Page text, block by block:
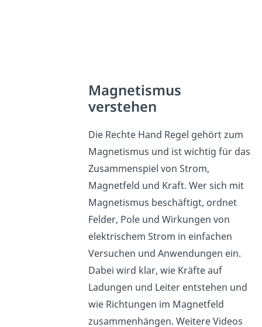
Magnetismus
verstehen
Die Rechte Hand Regel gehört zum
Magnetismus und ist wichtig für das
Zusammenspiel von Strom,
Magnetfeld und Kraft. Wer sich mit
Magnetismus beschäftigt, ordnet
Felder, Pole und Wirkungen von
elektrischem Strom in einfachen
Versuchen und Anwendungen ein.
Dabei wird klar, wie Kräfte auf
Ladungen und Leiter entstehen und
wie Richtungen im Magnetfeld
zusammenhängen. Weitere Videos